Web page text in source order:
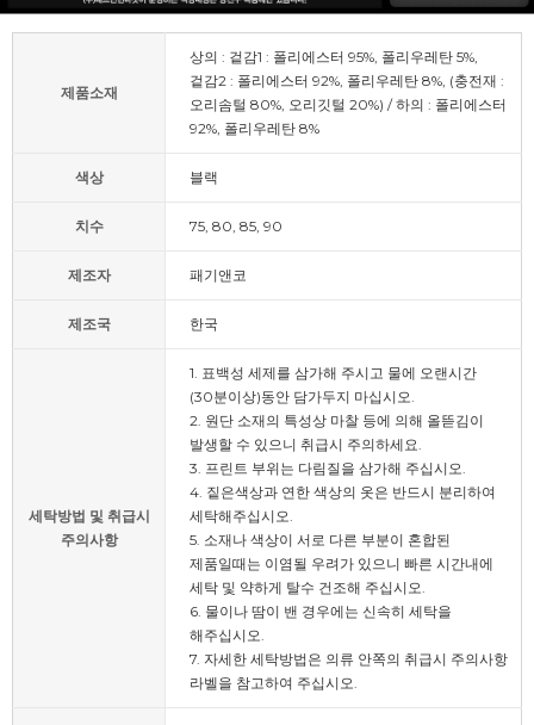
제품소재
상의 : 겉감1 : 폴리에스터 95%, 폴리우레탄 5%,
겉감2 : 폴리에스터 92%, 폴리우레탄 8%, (충전재 :
오리솜털 80%, 오리깃털 20%) / 하의 : 폴리에스터
92%, 폴리우레탄 8%
색상 블랙
치수 75, 80, 85, 90
제조자 패기앤코
제조국 한국
세탁방법 및 취급시
주의사항
1. 표백성 세제를 삼가해 주시고 물에 오랜시간
(30분이상)동안 담가두지 마십시오.
2. 원단 소재의 특성상 마찰 등에 의해 올뜯김이
발생할 수 있으니 취급시 주의하세요.
3. 프린트 부위는 다림질을 삼가해 주십시오.
4. 짙은색상과 연한 색상의 옷은 반드시 분리하여
세탁해주십시오.
5. 소재나 색상이 서로 다른 부분이 혼합된
제품일때는 이염될 우려가 있으니 빠른 시간내에
세탁 및 약하게 탈수 건조해 주십시오.
6. 물이나 땀이 밴 경우에는 신속히 세탁을
해주십시오.
7. 자세한 세탁방법은 의류 안쪽의 취급시 주의사항
라벨을 참고하여 주십시오.